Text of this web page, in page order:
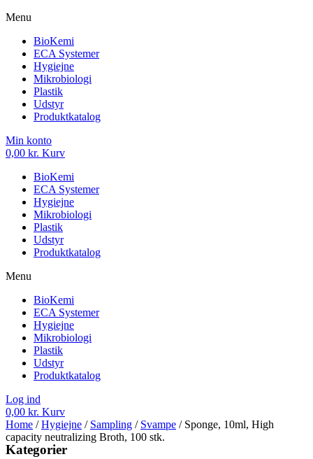
Menu
BioKemi
ECA Systemer
Hygiejne
Mikrobiologi
Plastik
Udstyr
Produktkatalog
Min konto
0,00 kr. Kurv
BioKemi
ECA Systemer
Hygiejne
Mikrobiologi
Plastik
Udstyr
Produktkatalog
Menu
BioKemi
ECA Systemer
Hygiejne
Mikrobiologi
Plastik
Udstyr
Produktkatalog
Log ind
0,00 kr. Kurv
Home /Hygiejne / Sampling / Svampe / Sponge, 10ml, High
capacity neutralizing Broth, 100 stk.
Kategorier